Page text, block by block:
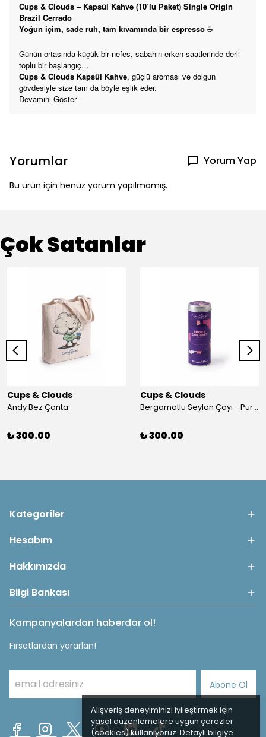
Alışveriş deneyiminizi iyileştirmek için
yasal düzenlemelere uygun çerezler
(cookies) kullanıyoruz. Detaylı bilgiye
Cups & Clouds – Kapsül Kahve (10’lu Paket) Single Origin
Brazil Cerrado
Yoğun içim, sade ruh, tam kıvamında bir espresso ☕
Günün ortasında küçük bir nefes, sabahın erken saatlerinde derli
toplu bir başlangıç…
Cups & Clouds Kapsül Kahve, güçlü aroması ve dolgun
gövdesiyle size tam da böyle eşlik eder.
Devamını Göster
Yorumlar Yorum Yap
Bu ürün için henüz yorum yapılmamış.
Çok Satanlar
Cups & Clouds
Andy Bez Çanta
₺ 300.00
Cups & Clouds
Bergamotlu Seylan Çayı - Purple Earl Grey - 50 Gr. - Mim & More
₺ 300.00
Kategoriler
Hesabım
Hakkımızda
Bilgi Bankası
Kampanyalardan haberdar ol!
Fırsatlardan yararlan!
Abone Ol